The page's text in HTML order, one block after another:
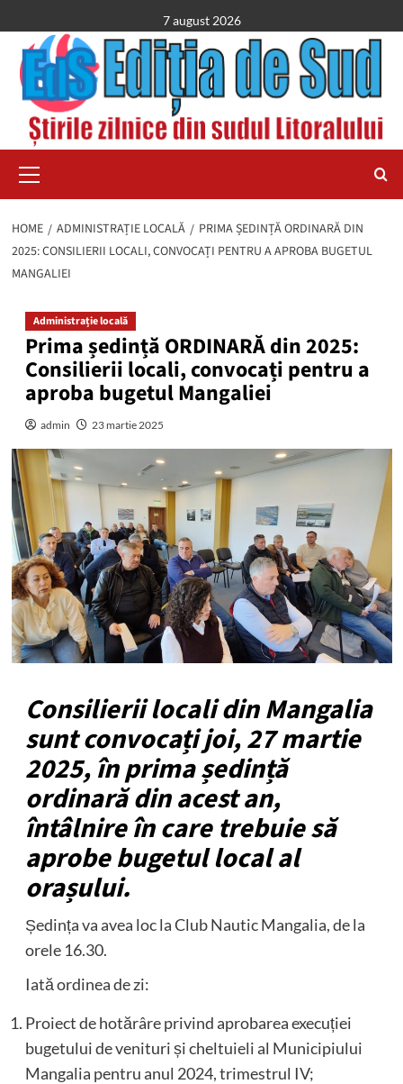
to
content
7 august 2026
Menu
HOME ADMINISTRAȚIE LOCALĂ
PRIMA ȘEDINȚĂ ORDINARĂ DIN
2025: CONSILIERII LOCALI, CONVOCAȚI PENTRU A APROBA BUGETUL
MANGALIEI
Administrație locală
Prima ședință ORDINARĂ din 2025:
Consilierii locali, convocați pentru a
aproba bugetul Mangaliei
admin 23 martie 2025
Consilierii locali din Mangalia
sunt convocați joi, 27 martie
2025, în prima ședință
ordinară din acest an,
întâlnire în care trebuie să
aprobe bugetul local al
orașului.
Ședința va avea loc la Club Nautic Mangalia, de la
orele 16.30.
Iată ordinea de zi:
Proiect de hotărâre privind aprobarea execuției
bugetului de venituri și cheltuieli al Municipiului
Mangalia pentru anul 2024, trimestrul IV;